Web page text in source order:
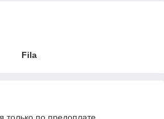
Fila
только по предоплате.